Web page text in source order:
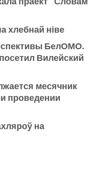
хлебнай ніве
БелОМО.
Вилейский
месячник
проведении
на